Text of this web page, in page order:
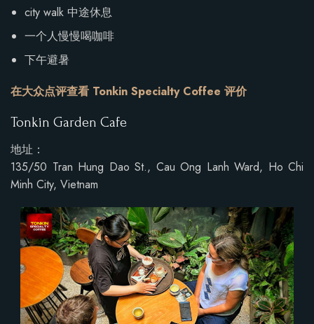
city walk 中途休息
一个人慢慢喝咖啡
下午避暑
在大众点评查看 Tonkin Specialty Coffee 评价
Tonkin Garden Cafe
地址：
135/50 Tran Hung Dao St., Cau Ong Lanh Ward, Ho Chi
Minh City, Vietnam